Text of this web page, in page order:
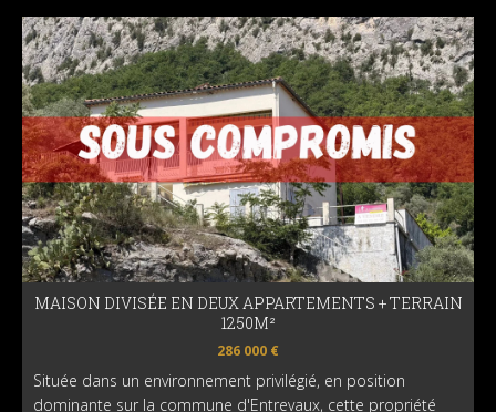
MAISON DIVISÉE EN DEUX APPARTEMENTS + TERRAIN
1250M²
286 000 €
Située dans un environnement privilégié, en position
dominante sur la commune d'Entrevaux, cette propriété